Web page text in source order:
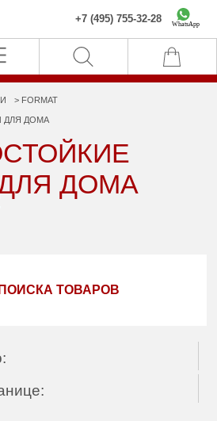
+7 (495) 755-32-28 WhatsApp
FORMAT
ДЛЯ ДОМА
ДОМА
ТОВАРОВ